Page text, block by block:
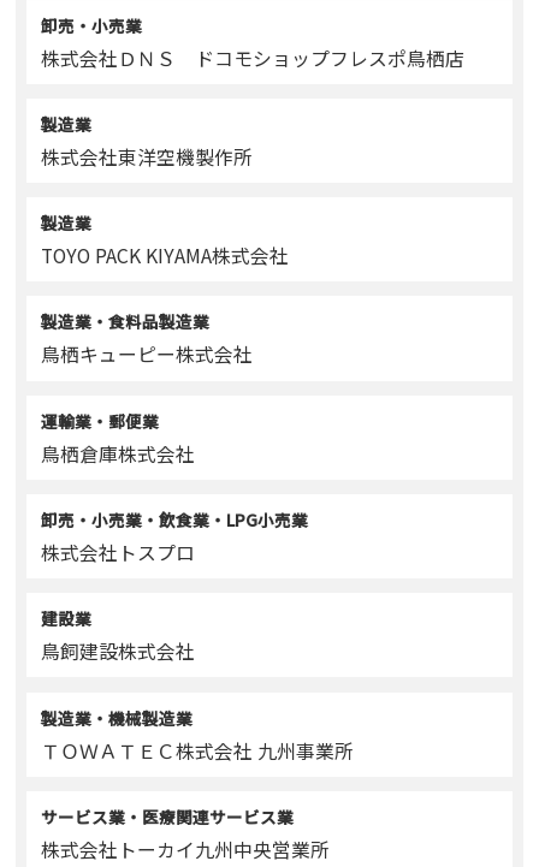
卸売・小売業
株式会社ＤＮＳ ドコモショップフレスポ鳥栖店
製造業
株式会社東洋空機製作所
製造業
TOYO PACK KIYAMA株式会社
製造業・食料品製造業
鳥栖キューピー株式会社
運輸業・郵便業
鳥栖倉庫株式会社
卸売・小売業・飲食業・LPG小売業
株式会社トスプロ
建設業
鳥飼建設株式会社
製造業・機械製造業
ＴＯＷＡＴＥＣ株式会社 九州事業所
サービス業・医療関連サービス業
株式会社トーカイ九州中央営業所